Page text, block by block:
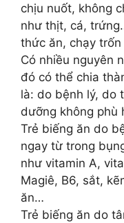
chịu nuốt, không
như thịt, cá,
thức ăn, chạy
Có nhiều nguyên
đó có thể chia
là: do bệnh lý, do
dưỡng không phù
Trẻ biếng ăn do
ngay từ trong
như vitamin A,
Magiê, B6, sắt,
ăn…
Trẻ biếng ăn do